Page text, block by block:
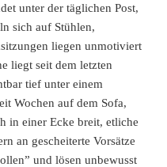
unter der täglichen Post,
sich auf Stühlen,
liegen unmotiviert
liegt seit dem letzten
tief unter einem
Wochen auf dem Sofa,
in einer Ecke breit, etliche
an gescheiterte Vorsätze
und lösen unbewusst